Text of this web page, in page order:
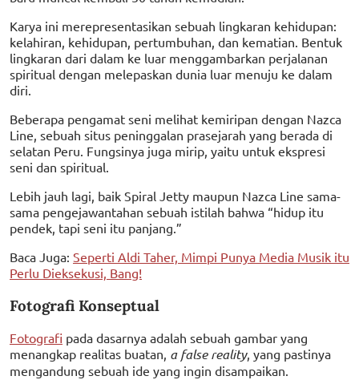
Karya ini merepresentasikan sebuah lingkaran kehidupan:
kelahiran, kehidupan, pertumbuhan, dan kematian. Bentuk
lingkaran dari dalam ke luar menggambarkan perjalanan
spiritual dengan melepaskan dunia luar menuju ke dalam
diri.
Beberapa pengamat seni melihat kemiripan dengan Nazca
Line, sebuah situs peninggalan prasejarah yang berada di
selatan Peru. Fungsinya juga mirip, yaitu untuk ekspresi
seni dan spiritual.
Lebih jauh lagi, baik Spiral Jetty maupun Nazca Line sama-
sama pengejawantahan sebuah istilah bahwa “hidup itu
pendek, tapi seni itu panjang.”
Baca Juga: Seperti Aldi Taher, Mimpi Punya Media Musik itu
Perlu Dieksekusi, Bang!
Fotografi Konseptual
Fotografi pada dasarnya adalah sebuah gambar yang
menangkap realitas buatan, a false reality, yang pastinya
mengandung sebuah ide yang ingin disampaikan.